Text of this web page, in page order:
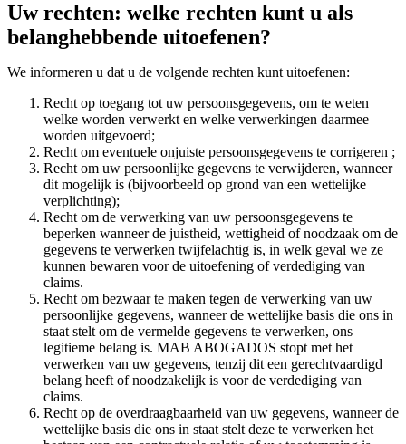
Uw rechten: welke rechten kunt u als
belanghebbende uitoefenen?
We informeren u dat u de volgende rechten kunt uitoefenen:
Recht op toegang tot uw persoonsgegevens, om te weten
welke worden verwerkt en welke verwerkingen daarmee
worden uitgevoerd;
Recht om eventuele onjuiste persoonsgegevens te corrigeren ;
Recht om uw persoonlijke gegevens te verwijderen, wanneer
dit mogelijk is (bijvoorbeeld op grond van een wettelijke
verplichting);
Recht om de verwerking van uw persoonsgegevens te
beperken wanneer de juistheid, wettigheid of noodzaak om de
gegevens te verwerken twijfelachtig is, in welk geval we ze
kunnen bewaren voor de uitoefening of verdediging van
claims.
Recht om bezwaar te maken tegen de verwerking van uw
persoonlijke gegevens, wanneer de wettelijke basis die ons in
staat stelt om de vermelde gegevens te verwerken, ons
legitieme belang is. MAB ABOGADOS stopt met het
verwerken van uw gegevens, tenzij dit een gerechtvaardigd
belang heeft of noodzakelijk is voor de verdediging van
claims.
Recht op de overdraagbaarheid van uw gegevens, wanneer de
wettelijke basis die ons in staat stelt deze te verwerken het